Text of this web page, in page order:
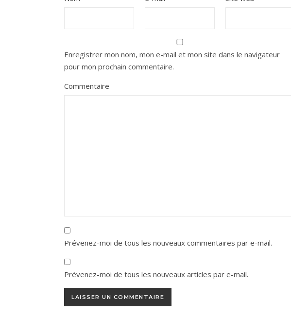
Enregistrer mon nom, mon e-mail et mon site dans le navigateur
pour mon prochain commentaire.
Commentaire
Prévenez-moi de tous les nouveaux commentaires par e-mail.
Prévenez-moi de tous les nouveaux articles par e-mail.